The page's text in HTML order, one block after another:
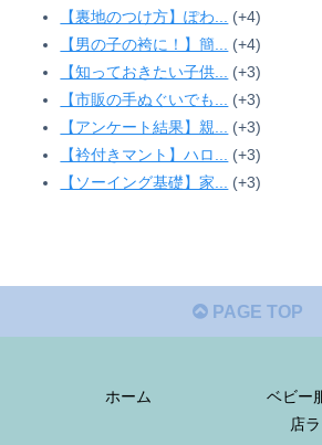
【裏地のつけ方】ぽわ...
+4
【男の子の袴に！】簡...
+4
【知っておきたい子供...
+3
【市販の手ぬぐいでも...
+3
【アンケート結果】親...
+3
【衿付きマント】ハロ...
+3
【ソーイング基礎】家...
+3
PAGE TOP
ホーム
ベビー
店